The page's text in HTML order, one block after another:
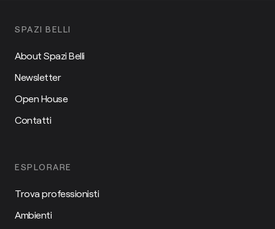
SPAZI BELLI
About Spazi Belli
Newsletter
Open House
Contatti
ESPLORARE
Trova professionisti
Ambienti